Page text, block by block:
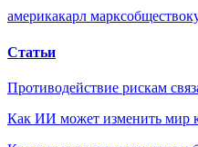
америкакарл марксобщество
Статьи
Противодействие рискам
Как ИИ может изменить мир